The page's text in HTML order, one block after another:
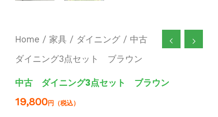
Home / 家具 / ダイニング/ 中古
ダイニング3点セット ブラウン
中古 ダイニング3点セット ブラウン
19,800円（税込）